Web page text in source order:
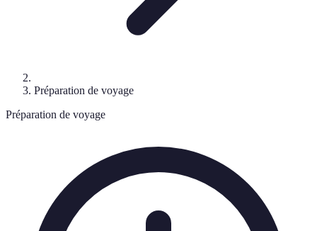
Préparation de voyage
Préparation de voyage